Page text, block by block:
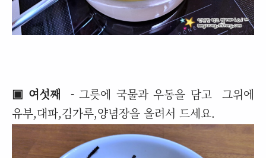
▣ 여섯째
- 그릇에 국물과 우동을 담고 그위에
유부,대파,김가루,양념장을 올려서 드세요.